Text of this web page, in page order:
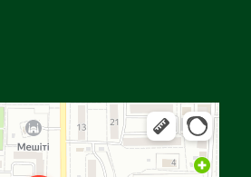
— Яндекс Карты